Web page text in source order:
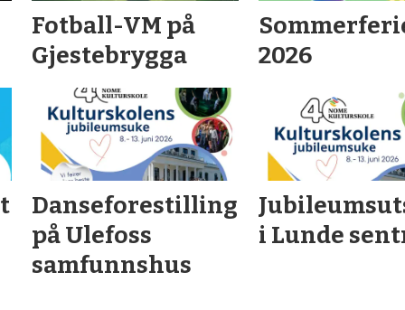
Fotball-VM på
Gjestebrygga
2026
Danseforestilling
på Ulefoss
samfunnshus
i Lunde